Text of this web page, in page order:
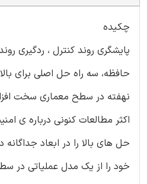
چکیده
پایشگری روند کنترل ، ردگیری
حافظه، سه راه حل اصلی برای
نهفته در سطح معماری سخت
اکثر مطالعات کنونی درباره ی
حل های بالا را در ابعاد جداگانه
خود را از یک مدل عملیاتی در